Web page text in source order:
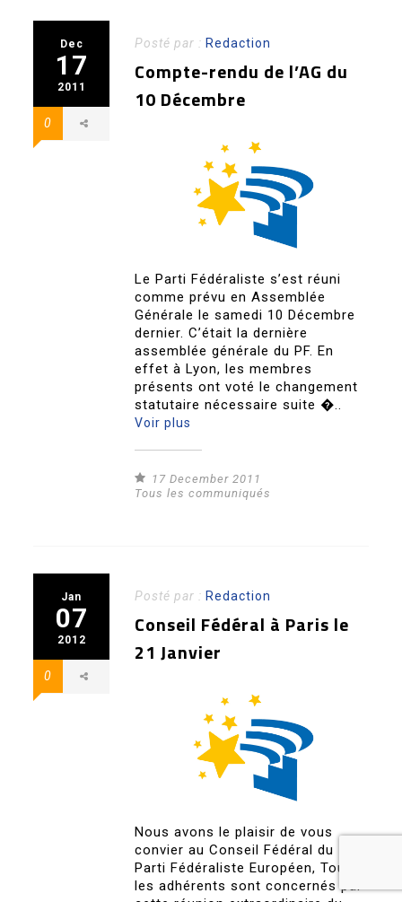
Dec
17
2011
0
Posté par : Redaction
Compte-rendu de l’AG du
10 Décembre
Le Parti Fédéraliste s’est réuni
comme prévu en Assemblée
Générale le samedi 10 Décembre
dernier. C’était la dernière
assemblée générale du PF. En
effet à Lyon, les membres
présents ont voté le changement
statutaire nécessaire suite �..
Voir plus
17 December 2011
Tous les communiqués
Jan
07
2012
0
Posté par : Redaction
Conseil Fédéral à Paris le
21 Janvier
Nous avons le plaisir de vous
convier au Conseil Fédéral du
Parti Fédéraliste Européen, Tous
les adhérents sont concernés par